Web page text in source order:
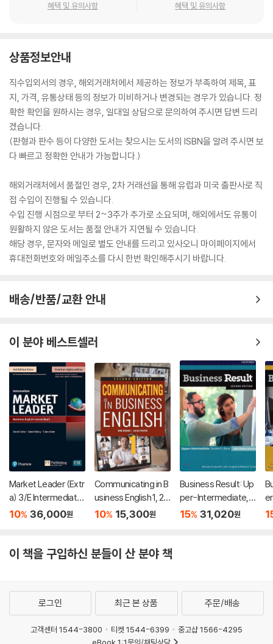
혜택 및 유의사항 혜택 및 유의사항
상품정보안내
직수입외서의 경우, 해외거래처에서 제공하는 정보가 부족하여 제목, 표
지, 가격, 유통상태 등의 정보가 미비하거나 변경되는 경우가 있습니다. 정
확한 확인을 원하시는 경우, 일대일 상담으로 문의하여 주시면 답변 드리
겠습니다.
(판형과 판수 등이 다양한 도서는 찾으시는 도서의 ISBN을 알려 주시면 보
다 빠르고 정확한 안내가 가능합니다.)
해외거래처에서 품절인 경우, 2차 거래선을 통해 유럽과 미국 출판사로 직
접 수입이 진행될 수 있습니다.
수입 진행 시점으로 부터 2~3주가 추가로 소요되며, 해외에서도 유통이
원활하지 않은 도서는 품절 안내가 지연될 수 있습니다.
해당 경우, 문자와 메일로 별도 안내를 드리고 있사오니 마이페이지에서
휴대전화번호와 메일주소를 다시 한번 확인해주시기 바랍니다.
배송/반품/교환 안내
이 분야 베스트셀러
Market Leader (Extr
a) 3/E Intermediate
Student's Book & Int
al Resources & DVD
10% 36,000원
Communicating in B
usiness English 1, 2n
d Edition
10% 15,300원
Business Result: Up
per-Intermediate,
2/E
15% 31,020원
이 책을 구입하신 분들이 산 분야 책
로그인 최근 본 상품 주문/배송
고객센터 1544-3800 티켓 1544-6399
중고샵 1566-4295